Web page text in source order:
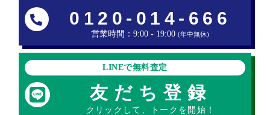
0120-014-666
営業時間：9:00 - 19:00 (年中無休)
LINEで無料査定
友だち登録
クリックして、トークを開始！